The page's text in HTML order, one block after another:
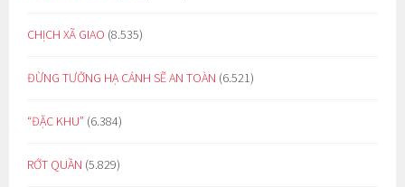
CHỊCH XÃ GIAO (8.535)
ĐỪNG TƯỞNG HẠ CÁNH SẼ AN TOÀN (6.521)
“ĐẶC KHU” (6.384)
RỚT QUẦN (5.829)